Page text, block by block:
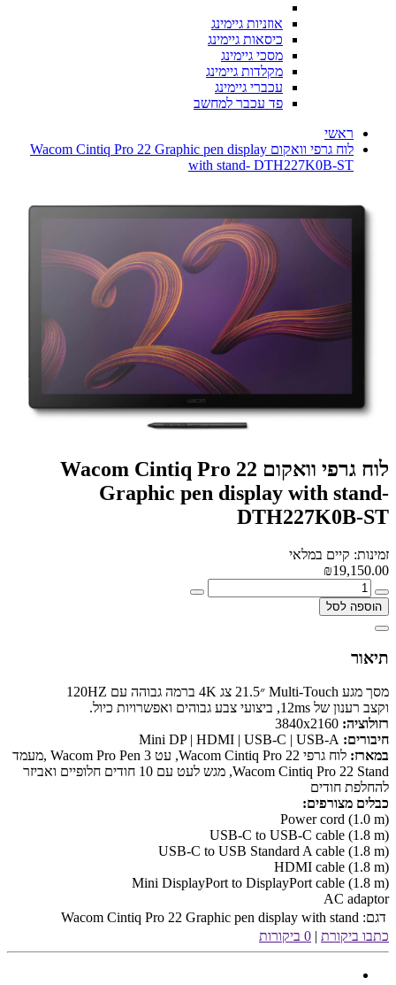
אוזניות גיימינג
כיסאות גיימינג
מסכי גיימינג
מקלדות גיימינג
עכברי גיימינג
פד עכבר למחשב
ראשי
לוח גרפי וואקום Wacom Cintiq Pro 22 Graphic pen display
with stand- DTH227K0B-ST
לוח גרפי וואקום Wacom Cintiq Pro 22
Graphic pen display with stand-
DTH227K0B-ST
זמינות: קיים במלאי
₪19,150.00
הוספה לסל
תיאור
מסך מגע Multi-Touch ״21.5 צג 4K ברמה גבוהה עם 120HZ
וקצב רענון של 12ms, ביצועי צבע גבוהים ואפשרויות כיול.
רזולוציה: 3840x2160
חיבורים: Mini DP | HDMI | USB-C | USB-A
במארז:
לוח גרפי Wacom Cintiq Pro 22, עט Wacom Pro Pen 3 ,מעמד
Wacom Cintiq Pro 22 Stand, מגש לעט עם 10 חודים חלופיים ואביזר
להחלפת חודים
כבלים מצורפים:
Power cord (1.0 m)
USB-C to USB-C cable (1.8 m)
USB-C to USB Standard A cable (1.8 m)
HDMI cable (1.8 m)
Mini DisplayPort to DisplayPort cable (1.8 m)
AC adaptor
דגם: Wacom Cintiq Pro 22 Graphic pen display with stand
כתבו ביקורת | 0 ביקורות